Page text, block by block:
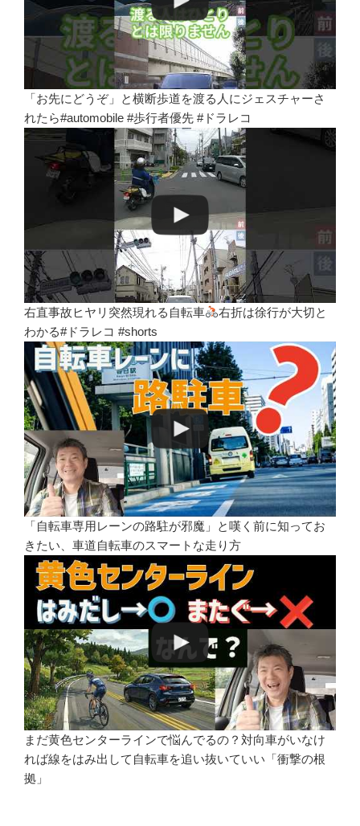
「お先にどうぞ」と横断歩道を渡る人にジェスチャーさ
れたら#automobile #歩行者優先 #ドラレコ
右直事故ヒヤリ突然現れる自転車
右折は徐行が大切と
わかる#ドラレコ #shorts
「自転車専用レーンの路駐が邪魔」と嘆く前に知ってお
きたい、車道自転車のスマートな走り方
まだ黄色センターラインで悩んでるの？対向車がいなけ
れば線をはみ出して自転車を追い抜いていい「衝撃の根
拠」